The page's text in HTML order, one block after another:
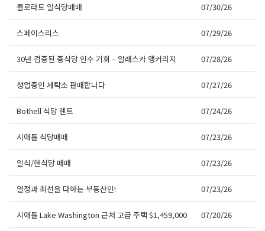
콜로라도 일식당매매 07/30/26
스페이스리스 07/29/26
30년 검증된 중식당 인수 기회 – 알래스카 앵커리지 07/28/26
성업중인 세탁소 판매합니다 07/27/26
Bothell 식당 렌트 07/24/26
시애틀 식당매매 07/23/26
일식/한식당 매매 07/23/26
열정과 최선을 다하는 부동산인! 07/23/26
시애틀 Lake Washington 근처 고급 주택 $1,459,000 07/20/26